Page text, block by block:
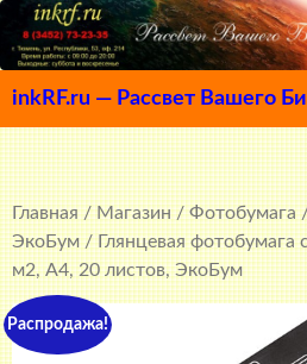
inkRF.ru — Рассвет Вашего
К
СОДЕРЖИМОМУ
Главная/Магазин/Фотобумага
ЭкоБум/ Глянцевая фотобумага
м2, A4, 20 листов, ЭкоБум
Распродажа!